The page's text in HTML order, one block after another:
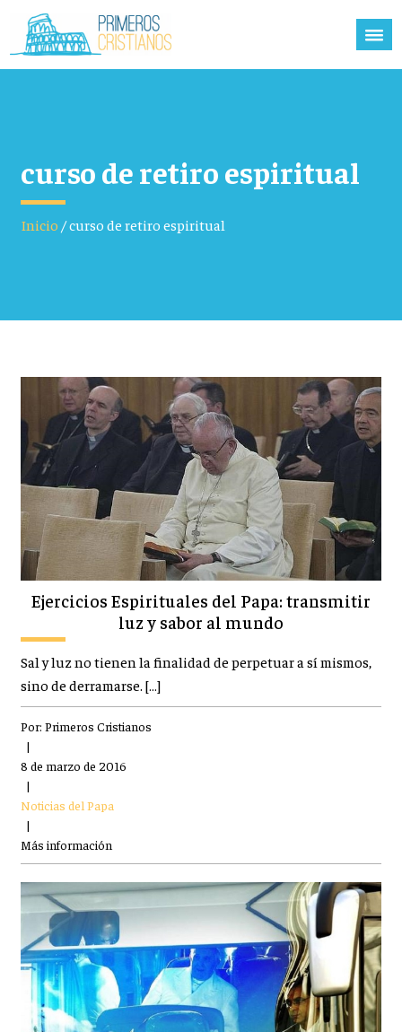
curso de retiro espiritual
Inicio/curso de retiro espiritual
Ejercicios Espirituales del Papa: transmitir
luz y sabor al mundo
Sal y luz no tienen la finalidad de perpetuar a sí mismos,
sino de derramarse. […]
Por: Primeros Cristianos
|
8 de marzo de 2016
|
Noticias del Papa
|
Más información